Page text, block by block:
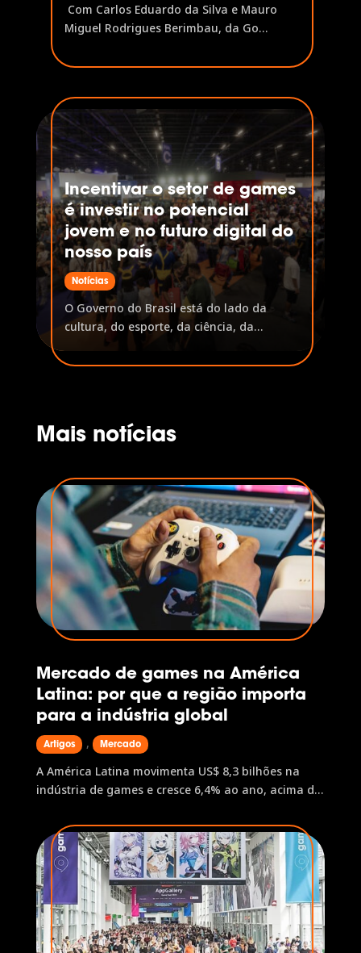
Com Carlos Eduardo da Silva e Mauro
Miguel Rodrigues Berimbau, da Go
mapeia o perfil do gamer latino-
plataformas favoritas e hábitos de jogo
até jornada de compra e relação com
marcas. Neste painel,...
Incentivar o setor de games
é investir no potencial
jovem e no futuro digital do
nosso país
Notícias
O Governo do Brasil está do lado da
cultura, do esporte, da ciência, da
brasileiro. É assim que o desenvolvimento
do Brasil tem orgulho de patrocinar a...
Mais notícias
Mercado de games na América
Latina: por que a região importa
para a indústria global
Artigos , Mercado
A América Latina movimenta US$ 8,3 bilhões na
indústria de games e cresce 6,4% ao ano, acima da
região com receita estimada em US$ 2,71 bilhões. A
gamescom latam, única edição latino-americana
da maior feira de games do mundo, é o principal
ponto de acesso a dados, conexões e
oportunidades de negócio nesse mercado em
expansão.